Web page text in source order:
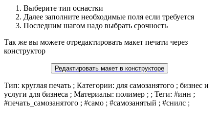
Выберите тип оснастки
Далее заполните необходимые поля если требуется
Последним шагом надо выбрать срочность
Так же вы можете отредактировать макет печати через
конструктор
Редактировать макет в конструкторе
Тип: круглая печать ; Категории: для самозанятого ; бизнес и
услуги для бизнеса ; Материалы: полимер ; ; Теги: #инн ;
#печать_самозанятого ; #само ; #самозанятый ; #снилс ;